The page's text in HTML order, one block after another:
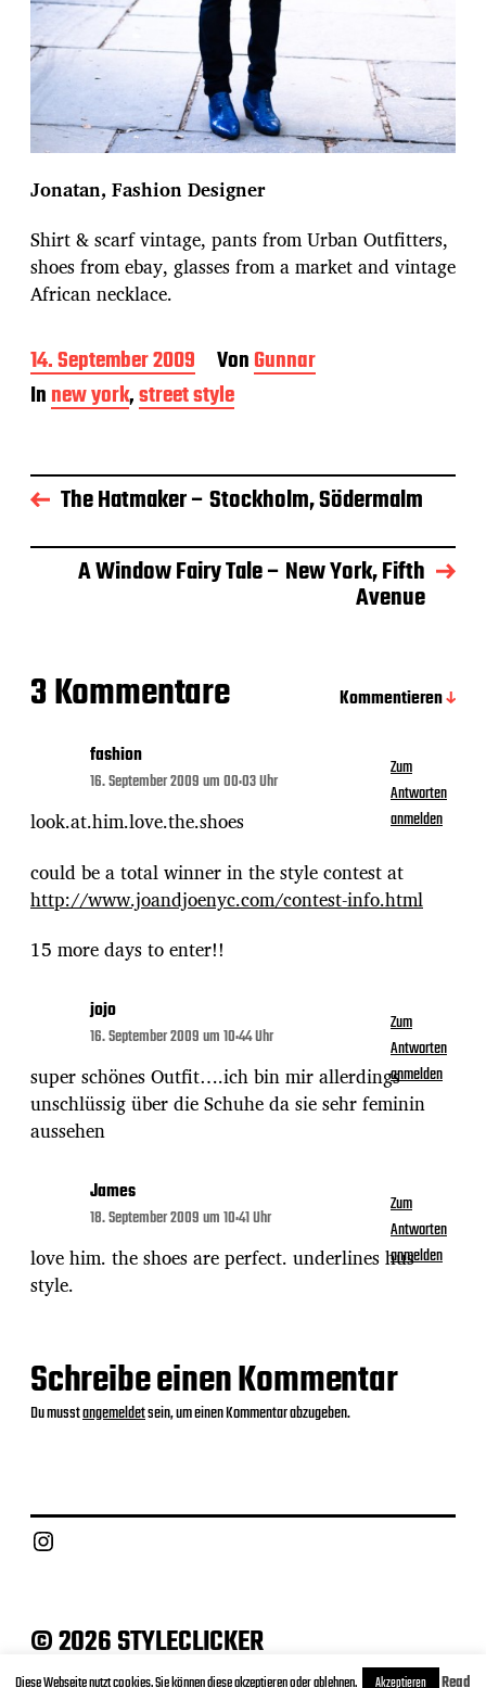
Jonatan, Fashion Designer
Shirt & scarf vintage, pants from Urban Outfitters,
shoes from ebay, glasses from a market and vintage
African necklace.
B
e
i
a
g
s
a
14. September 2009 VonGunnar
Innew york,street style
The Hatmaker – Stockholm, Södermalm
A Window Fairy Tale – New York, Fifth
Avenue
3 Kommentare
Kommentieren
fashion
16. September 2009 um 00:03 Uhr
look.at.him.love.the.shoes
could be a total winner in the style contest at
http://www.joandjoenyc.com/contest-info.html
15 more days to enter!!
Zum
Antworten
anmelden
jojo
16. September 2009 um 10:44 Uhr
super schönes Outfit….ich bin mir allerdings
unschlüssig über die Schuhe da sie sehr feminin
aussehen
Zum
Antworten
anmelden
James
18. September 2009 um 10:41 Uhr
love him. the shoes are perfect. underlines hus
style.
Zum
Antworten
anmelden
Schreibe einen Kommentar
Du musstangemeldetsein, um einen Kommentar abzugeben.
Instagram
© 2026 STYLECLICKER
Diese Webseite nutzt cookies. Sie können diese akzeptieren oder ablehnen. Akzeptieren Read